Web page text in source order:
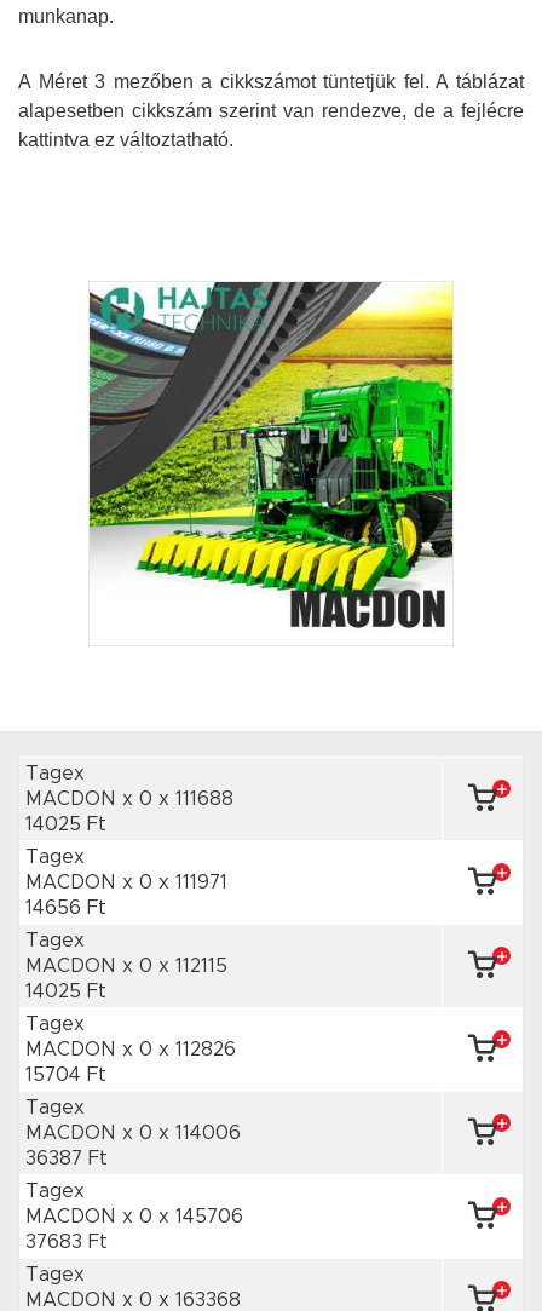
munkanap.
A Méret 3 mezőben a cikkszámot tüntetjük fel. A táblázat
alapesetben cikkszám szerint van rendezve, de a fejlécre
kattintva ez változtatható.
Tagex
MACDON x 0 x 111688
14025 Ft
Tagex
MACDON x 0 x 111971
14656 Ft
Tagex
MACDON x 0 x 112115
14025 Ft
Tagex
MACDON x 0 x 112826
15704 Ft
Tagex
MACDON x 0 x 114006
36387 Ft
Tagex
MACDON x 0 x 145706
37683 Ft
Tagex
MACDON x 0 x 163368